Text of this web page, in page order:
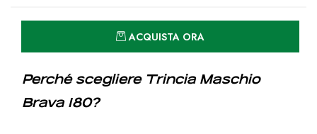
ACQUISTA ORA
Perché scegliere Trincia Maschio
Brava 180?